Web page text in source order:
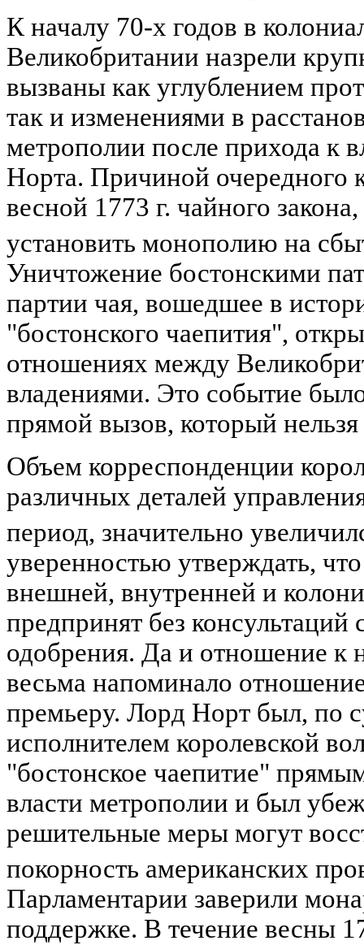
К началу 70-х годов в
Великобритании назрели
вызваны как углублением
так и изменениями в
метрополии после прихода к
Норта. Причиной очередного
весной 1773 г. чайного
установить монополию на
Уничтожение бостонскими
партии чая, вошедшее в
"бостонского чаепития",
отношениях между
владениями. Это событие
прямой вызов, который
Объем корреспонденции
различных деталей
период, значительно
уверенностью утверждать,
внешней, внутренней и
предпринят без консультаций
одобрения. Да и отношение к
весьма напоминало
премьеру. Лорд Норт был, по
исполнителем королевской
"бостонское чаепитие"
власти метрополии и был
решительные меры могут
покорность американских
Парламентарии заверили
поддержке. В течение весны